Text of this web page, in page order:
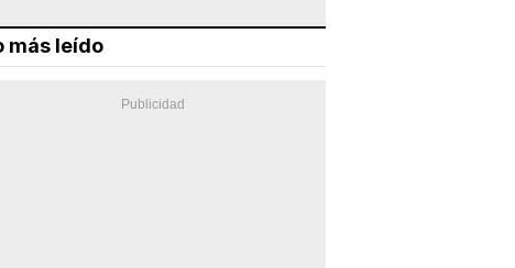
más leído